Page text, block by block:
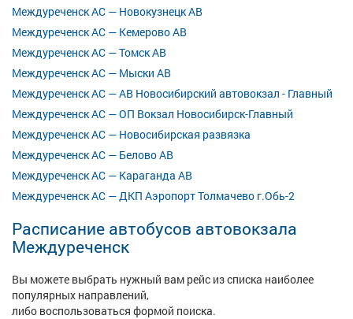
Междуреченск АС — Новокузнецк АВ
Междуреченск АС — Кемерово АВ
Междуреченск АС — Томск АВ
Междуреченск АС — Мыски АВ
Междуреченск АС — АВ Новосибирский автовокзал - Главный
Междуреченск АС — ОП Вокзал Новосибирск-Главный
Междуреченск АС — Новосибирская развязка
Междуреченск АС — Белово АВ
Междуреченск АС — Караганда АВ
Междуреченск АС — ДКП Аэропорт Толмачево г.Обь-2
Расписание автобусов автовокзала
Междуреченск
Вы можете выбрать нужный вам рейс из списка наиболее
популярных направлений,
либо воспользоваться формой поиска.